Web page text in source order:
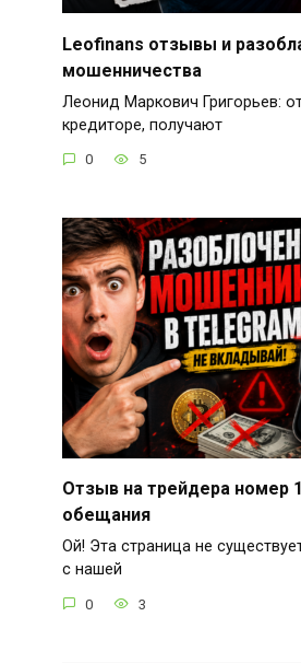
Leofinans отзывы и
мошенничества
Леонид Маркович Григорьев:
кредиторе, получают
0 5
Отзыв на трейдера номер
обещания
Ой! Эта страница не
с нашей
0 3